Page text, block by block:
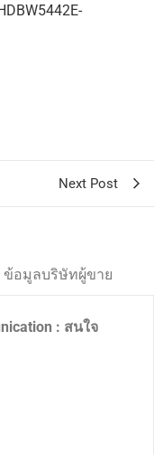
Next Post
ข้อมูลบริษัทผู้ขาย
: สนใจ